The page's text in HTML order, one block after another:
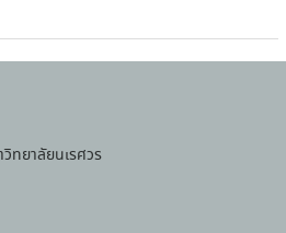
ทยาลัยนเรศวร